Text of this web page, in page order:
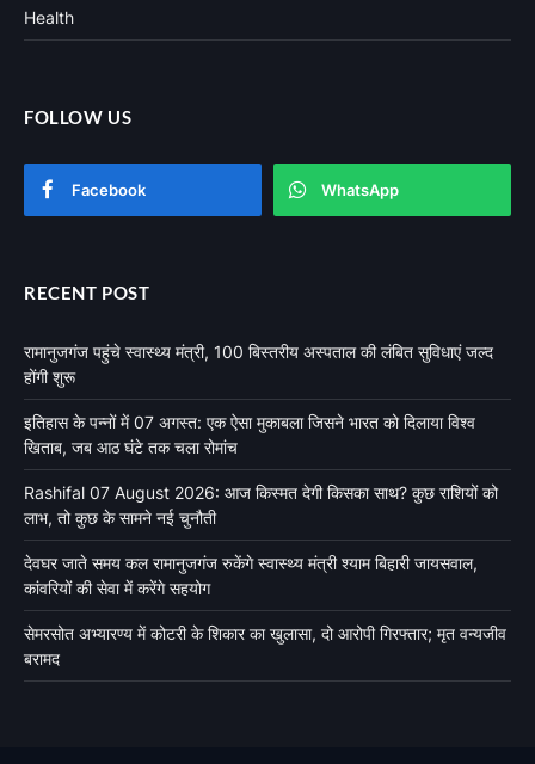
Health
FOLLOW US
Facebook WhatsApp
RECENT POST
रामानुजगंज पहुंचे स्वास्थ्य मंत्री, 100 बिस्तरीय अस्पताल की लंबित सुविधाएं जल्द
होंगी शुरू
इतिहास के पन्नों में 07 अगस्त: एक ऐसा मुकाबला जिसने भारत को दिलाया विश्व
खिताब, जब आठ घंटे तक चला रोमांच
Rashifal 07 August 2026: आज किस्मत देगी किसका साथ? कुछ राशियों को
लाभ, तो कुछ के सामने नई चुनौती
देवघर जाते समय कल रामानुजगंज रुकेंगे स्वास्थ्य मंत्री श्याम बिहारी जायसवाल,
कांवरियों की सेवा में करेंगे सहयोग
सेमरसोत अभ्यारण्य में कोटरी के शिकार का खुलासा, दो आरोपी गिरफ्तार; मृत वन्यजीव
बरामद